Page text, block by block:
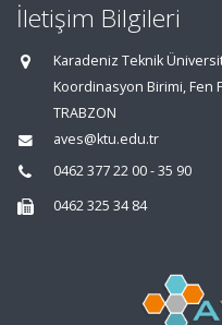
İletişim Bilgileri
Karadeniz Teknik
Koordinasyon Birimi, Fen
TRABZON
aves@ktu.edu.tr
0462 377 22 00 - 35 90
0462 325 34 84